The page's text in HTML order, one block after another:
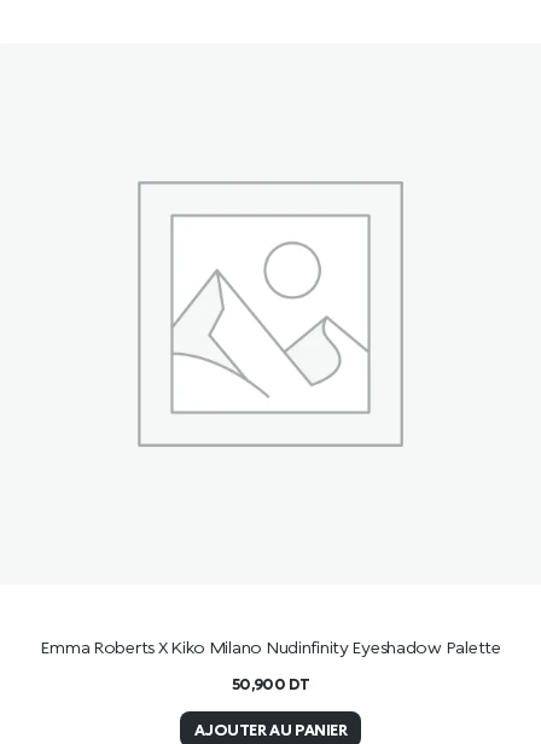
Emma Roberts X Kiko Milano Nudinfinity Eyeshadow Palette
50,900 DT
AJOUTER AU PANIER